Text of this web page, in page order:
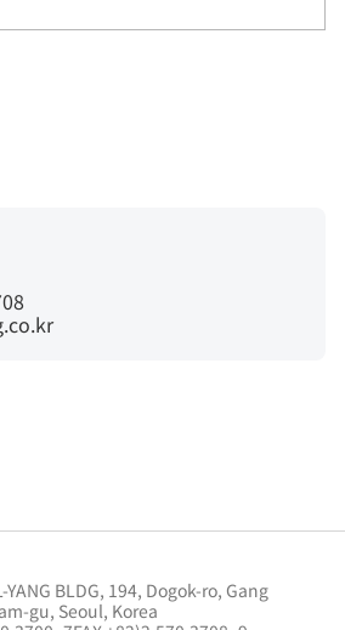
YANG BLDG, 194, Dogok-ro, Gang
gu, Seoul, Korea